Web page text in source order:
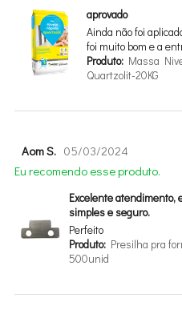
aprovado
Ainda não foi
foi muito bom e a
Produto:Massa
Quartzolit-20KG
Aom S. 05/03/2024
Eu recomendo esse produto.
Excelente atendimento,
simples e seguro.
Perfeito
Produto:Presilha pra
500unid